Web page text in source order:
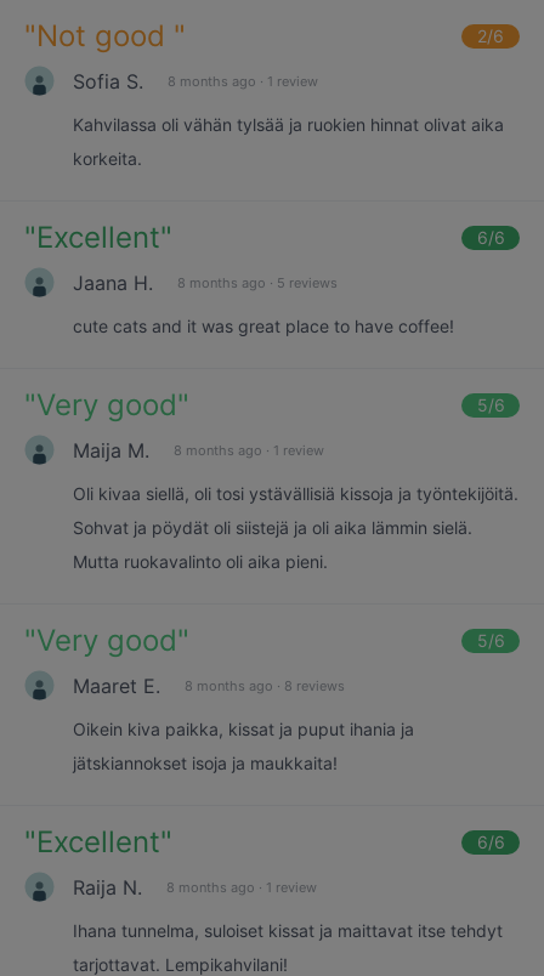
"Not good " 2/6
Sofia S. 8 months ago · 1 review
Kahvilassa oli vähän tylsää ja ruokien hinnat olivat aika
korkeita.
"Excellent" 6/6
Jaana H. 8 months ago · 5 reviews
cute cats and it was great place to have coffee!
"Very good" 5/6
Maija M. 8 months ago · 1 review
Oli kivaa siellä, oli tosi ystävällisiä kissoja ja työntekijöitä.
Sohvat ja pöydät oli siistejä ja oli aika lämmin sielä.
Mutta ruokavalinto oli aika pieni.
"Very good" 5/6
Maaret E. 8 months ago · 8 reviews
Oikein kiva paikka, kissat ja puput ihania ja
jätskiannokset isoja ja maukkaita!
"Excellent" 6/6
Raija N. 8 months ago · 1 review
Ihana tunnelma, suloiset kissat ja maittavat itse tehdyt
tarjottavat. Lempikahvilani!